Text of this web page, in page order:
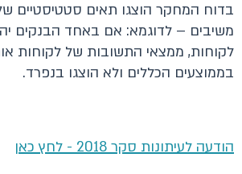
לקוחות, ממצאי התשובות של לקוחות
בממוצעים הכללים ולא הוצגו בנפרד.
הודעה לעיתונות סקר 2018 - לחץ כאן